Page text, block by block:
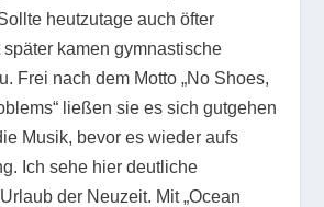
heutzutage auch öfter
kamen gymnastische
Frei nach dem Motto „No Shoes,
ließen sie es sich gutgehen
Musik, bevor es wieder aufs
Ich sehe hier deutliche
der Neuzeit. Mit „Ocean